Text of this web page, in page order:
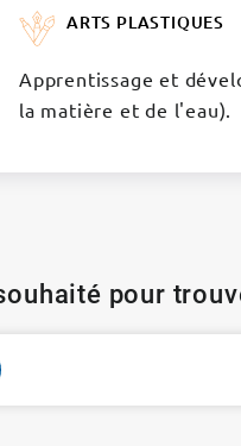
ARTS PLASTIQUES
Apprentissage et
la matière et de l'eau).
pour